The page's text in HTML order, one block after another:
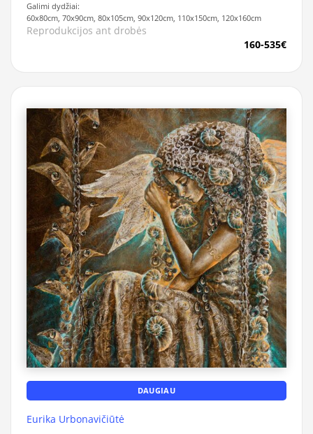
Galimi dydžiai:
60x80cm, 70x90cm, 80x105cm, 90x120cm, 110x150cm, 120x160cm
Reprodukcijos ant drobės
160-535€
DAUGIAU
Eurika Urbonavičiūtė